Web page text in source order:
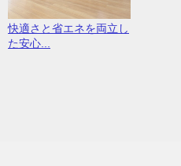
快適さと省エネを両立し
た安心...